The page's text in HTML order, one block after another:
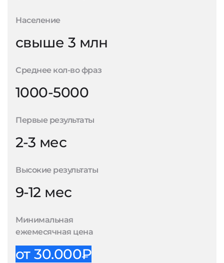
Население
свыше 3 млн
Среднее кол-во фраз
1000-5000
Первые результаты
2-3 мес
Высокие результаты
9-12 мес
Минимальная
ежемесячная цена
от 30.000₽